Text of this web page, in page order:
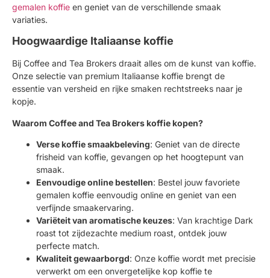
gemalen koffie en geniet van de verschillende smaak
variaties.
Hoogwaardige Italiaanse koffie
Bij Coffee and Tea Brokers draait alles om de kunst van koffie.
Onze selectie van premium Italiaanse koffie brengt de
essentie van versheid en rijke smaken rechtstreeks naar je
kopje.
Waarom Coffee and Tea Brokers koffie kopen?
Verse koffie smaakbeleving: Geniet van de directe
frisheid van koffie, gevangen op het hoogtepunt van
smaak.
Eenvoudige online bestellen: Bestel jouw favoriete
gemalen koffie eenvoudig online en geniet van een
verfijnde smaakervaring.
Variëteit van aromatische keuzes: Van krachtige Dark
roast tot zijdezachte medium roast, ontdek jouw
perfecte match.
Kwaliteit gewaarborgd: Onze koffie wordt met precisie
verwerkt om een onvergetelijke kop koffie te